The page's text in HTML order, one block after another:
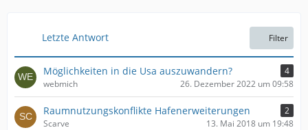
Letzte Antwort Filter
Möglichkeiten in die Usa auszuwandern?
4
webmich
26. Dezember 2022 um 09:58
Raumnutzungskonflikte Hafenerweiterungen
2
Scarve
13. Mai 2018 um 19:48